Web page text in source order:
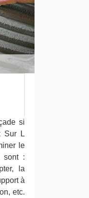
si
Sur L
le
sont :
la
à
etc.